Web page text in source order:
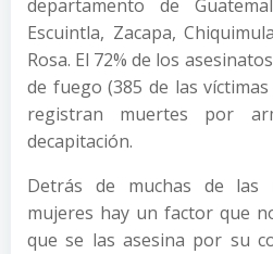
departamento de
Escuintla, Zacapa,
Rosa. El 72% de los
de fuego (385 de las
registran muertes por
decapitación.
Detrás de muchas de las
mujeres hay un factor que
que se las asesina por su